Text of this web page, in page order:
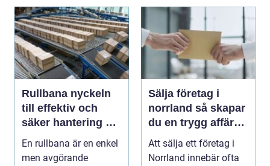
Rullbana nyckeln
till effektiv och
säker hantering av
gods
En rullbana är en enkel
men avgörande
Sälja företag i
norrland så skapar
du en trygg affär
från start till mål
Att sälja ett företag i
Norrland innebär ofta